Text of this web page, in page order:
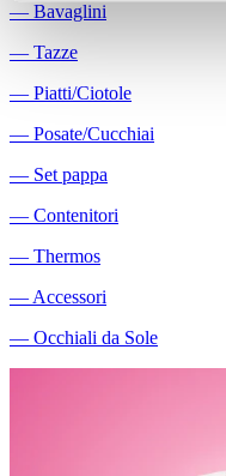
― Bavaglini
― Tazze
― Piatti/Ciotole
― Posate/Cucchiai
― Set pappa
― Contenitori
― Thermos
― Accessori
― Occhiali da Sole